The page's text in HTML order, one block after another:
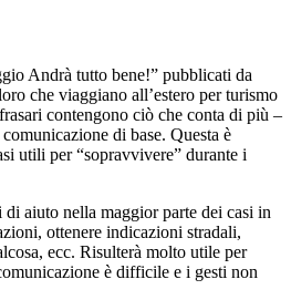
Andrà tutto bene!” pubblicati da
che viaggiano all’estero per turismo
contengono ciò che conta di più –
di base. Questa è
utili per “sopravvivere” durante i
di aiuto nella maggior parte dei casi in
ottenere indicazioni stradali,
ecc. Risulterà molto utile per
è difficile e i gesti non